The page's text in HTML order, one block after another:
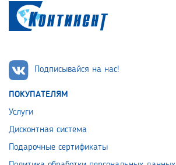
Подписывайся на нас!
ПОКУПАТЕЛЯМ
Услуги
Дисконтная система
Подарочные сертификаты